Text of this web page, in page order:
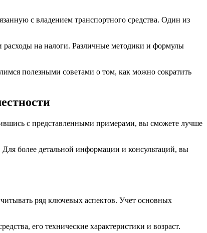
с владением транспортного средства. Один из
расходы на налоги. Различные методики и формулы
полезными советами о том, как можно сократить
с представленными примерами, вы сможете лучше
более детальной информации и консультаций, вы
ряд ключевых аспектов. Учет основных
его технические характеристики и возраст.